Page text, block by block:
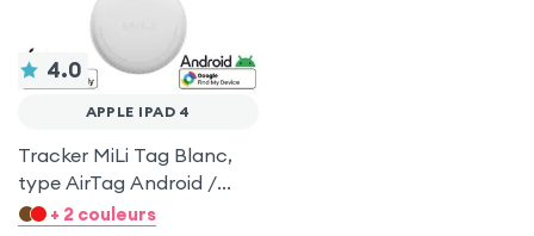
4.0
APPLE IPAD 4
Tracker MiLi Tag Blanc,
type AirTag Android /
Apple pour Apple iPad 4
+ 2 couleurs